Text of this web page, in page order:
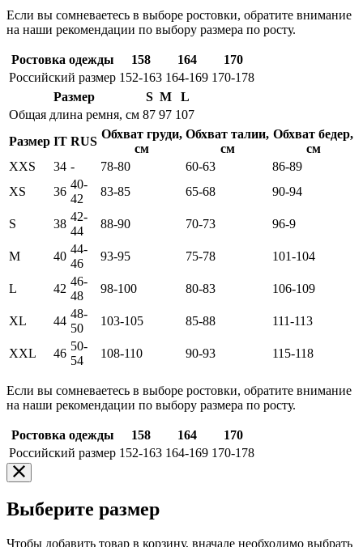
Если вы сомневаетесь в выборе ростовки, обратите внимание
на наши рекомендации по выбору размера по росту.
Ростовка одежды 158 164
170
Российский размер 152-163 164-169 170-178
Размер
S M
L
Общая длина ремня, см 87 97 107
Размер IT RUS
Обхват груди,
см
Обхват талии,
см
Обхват бедер,
см
XXS
34 - 78-80 60-63
86-89
XS
36
40-
42
83-85 65-68 90-94
S 38
42-
44
88-90 70-73 96-9
M 40
44-
46
93-95 75-78 101-104
L 42
46-
48
98-100 80-83 106-109
XL 44
48-
50
103-105 85-88 111-113
XXL 46
50-
54
108-110 90-93 115-118
Если вы сомневаетесь в выборе ростовки, обратите внимание
на наши рекомендации по выбору размера по росту.
Ростовка одежды 158 164
170
Российский размер 152-163 164-169 170-178
Выберите размер
Чтобы добавить товар в корзину, вначале необходимо выбрать